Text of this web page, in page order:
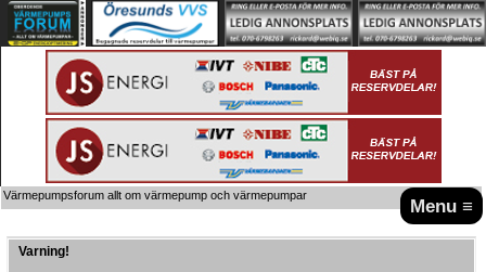
Menu ≡
Värmepumpsforum allt om värmepump och värmepumpar
Varning!